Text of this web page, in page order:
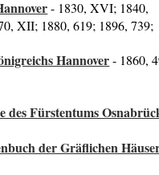
- 1830, XVI; 1840,
XII; 1880, 619; 1896, 739;
Hannover- 1860,
des Fürstentums
der Gräflichen